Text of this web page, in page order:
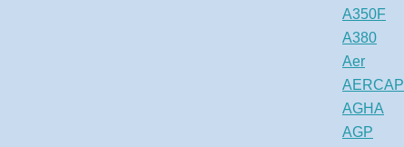
A350F
A380
Aer
AERCAP
AGHA
AGP